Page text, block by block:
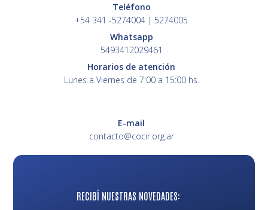
RECIBÍ NUESTRAS NOVEDADES:
Teléfono
+54 341 -5274004 | 5274005
Whatsapp
5493412029461
Horarios de atención
Lunes a Viernes de 7:00 a 15:00 hs.
E-mail
contacto@cocir.org.ar